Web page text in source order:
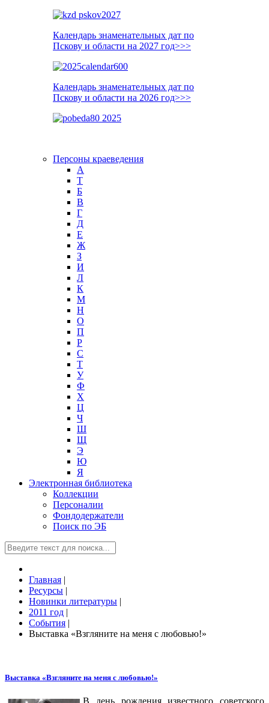
Календарь знаменательных дат по
Пскову и области на 2027 год>>>
Календарь знаменательных дат по
Пскову и области на 2026 год>>>
Персоны краеведения
А
T
Б
В
Г
Д
Е
Ж
З
И
Л
К
М
Н
О
П
Р
С
Т
У
Ф
Х
Ц
Ч
Ш
Щ
Э
Ю
Я
Электронная библиотека
Коллекции
Персоналии
Фондодержатели
Поиск по ЭБ
Главная |
Ресурсы |
Новинки литературы |
2011 год |
События |
Выставка «Взгляните на меня с любовью!»
Выставка «Взгляните на меня с любовью!»